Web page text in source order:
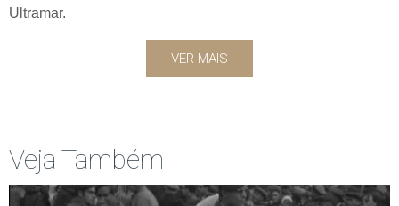
Ultramar.
VER MAIS
Veja Também